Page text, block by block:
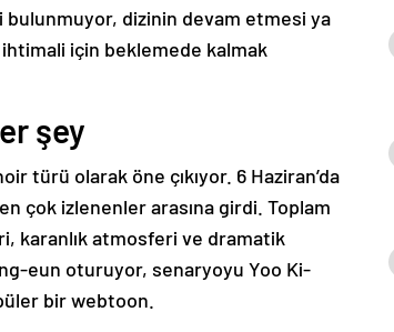
bulunmuyor, dizinin devam etmesi ya
için beklemede kalmak
şey
türü olarak öne çıkıyor. 6 Haziran’da
çok izlenenler arasına girdi. Toplam
karanlık atmosferi ve dramatik
eun oturuyor, senaryoyu Yoo Ki-
bir webtoon.